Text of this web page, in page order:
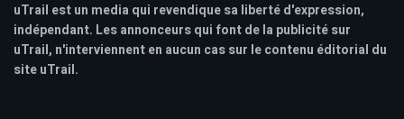
uTrail est un media qui revendique sa liberté d'expression,
indépendant. Les annonceurs qui font de la publicité sur
uTrail, n'interviennent en aucun cas sur le contenu éditorial du
site uTrail.